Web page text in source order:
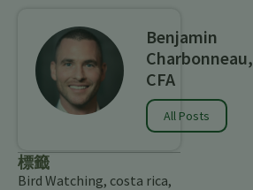
Benjamin
Charbonneau,
CFA
All Posts
標籤
Bird Watching, costa rica,